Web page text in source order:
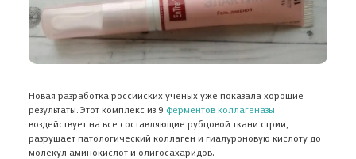
Новая разработка российских ученых уже показала хорошие
результаты. Этот комплекс из 9 ферментов коллагеназы
воздействует на все составляющие рубцовой ткани стрии,
разрушает патологический коллаген и гиалуроновую кислоту до
молекул аминокислот и олигосахаридов.